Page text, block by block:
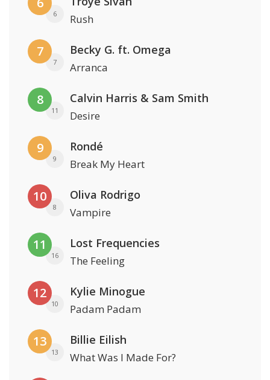
6 Rush
7
7
Becky G. ft. Omega
Arranca
8
11
Calvin Harris & Sam Smith
Desire
9
9
Rondé
Break My Heart
10
8
Oliva Rodrigo
Vampire
11
16
Lost Frequencies
The Feeling
12
10
Kylie Minogue
Padam Padam
13
13
Billie Eilish
What Was I Made For?